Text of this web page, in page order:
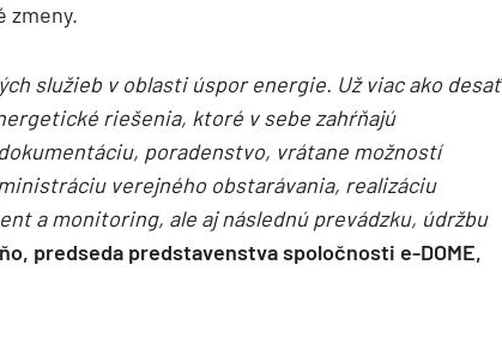
zmeny.
služieb v oblasti úspor energie. Už viac ako desať
riešenia, ktoré v sebe zahŕňajú
poradenstvo, vrátane možností
verejného obstarávania, realizáciu
a monitoring, ale aj následnú prevádzku, údržbu
predseda predstavenstva spoločnosti e-DOME,